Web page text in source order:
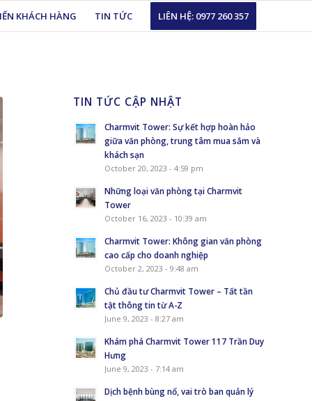
KHÁCH HÀNG TIN TỨC LIÊN HỆ: 0977 260 357
TIN TỨC CẬP NHẬT
Charmvit Tower: Sự kết hợp hoàn hảo
giữa văn phòng, trung tâm mua sắm và
khách sạn
October 20, 2023 - 4:59 pm
Những loại văn phòng tại Charmvit
Tower
October 16, 2023 - 10:39 am
Charmvit Tower: Không gian văn phòng
cao cấp cho doanh nghiệp
October 2, 2023 - 9:48 am
Chủ đầu tư Charmvit Tower – Tất tần
tật thông tin từ A-Z
June 9, 2023 - 8:27 am
Khám phá Charmvit Tower 117 Trần Duy
Hưng
June 9, 2023 - 7:14 am
Dịch bệnh bùng nổ, vai trò ban quản lý